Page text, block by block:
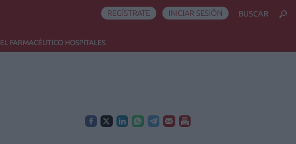
EL FARMACÉUTICO HOSPITALES
REGÍSTRATE INICIAR SESIÓN BUSCAR